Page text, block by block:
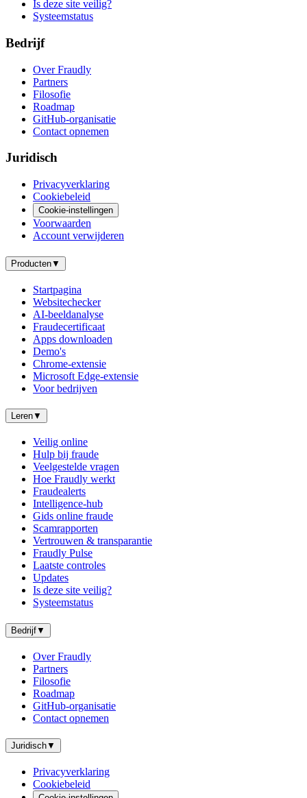
Is deze site veilig?
Systeemstatus
Bedrijf
Over Fraudly
Partners
Filosofie
Roadmap
GitHub-organisatie
Contact opnemen
Juridisch
Privacyverklaring
Cookiebeleid
Cookie-instellingen
Voorwaarden
Account verwijderen
Producten▼
Startpagina
Websitechecker
AI-beeldanalyse
Fraudecertificaat
Apps downloaden
Demo's
Chrome-extensie
Microsoft Edge-extensie
Voor bedrijven
Leren▼
Veilig online
Hulp bij fraude
Veelgestelde vragen
Hoe Fraudly werkt
Fraudealerts
Intelligence-hub
Gids online fraude
Scamrapporten
Vertrouwen & transparantie
Fraudly Pulse
Laatste controles
Updates
Is deze site veilig?
Systeemstatus
Bedrijf▼
Over Fraudly
Partners
Filosofie
Roadmap
GitHub-organisatie
Contact opnemen
Juridisch▼
Privacyverklaring
Cookiebeleid